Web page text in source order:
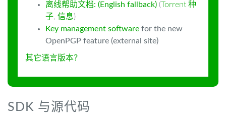
离线帮助文档: (English fallback) (Torrent 种
子, 信息)
Key management software for the new
OpenPGP feature (external site)
其它语言版本？
SDK 与源代码